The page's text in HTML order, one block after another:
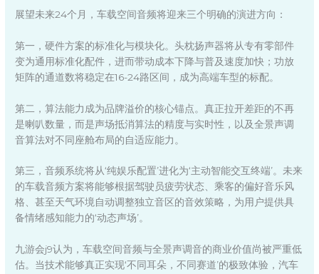
展望未来24个月，车载空间音频将迎来三个明确的演进方向：
第一，硬件方案的标准化与模块化。头枕扬声器将从专有零部件
变为通用标准化配件，进而带动成本下降与普及速度加快；功放
矩阵的通道数将稳定在16-24路区间，成为高端车型的标配。
第二，算法能力成为品牌溢价的核心锚点。真正拉开差距的不再
是喇叭数量，而是声场抵消算法的精度与实时性，以及全景声调
音算法对不同座舱布局的自适应能力。
第三，音频系统将从‘纯娱乐配置’进化为‘主动智能交互终端’。未来
的车载音频方案将能够根据驾驶员疲劳状态、乘客的偏好音乐风
格、甚至天气环境自动调整独立音区的音效策略，为用户提供具
备情绪感知能力的‘动态声场’。
九游会j9认为，车载空间音频与全景声调音的商业价值尚被严重低
估。当技术能够真正实现‘不同耳朵，不同赛道’的极致体验，汽车